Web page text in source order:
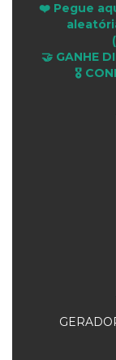
❤️ Pegue
🤝 GANHE
🎖